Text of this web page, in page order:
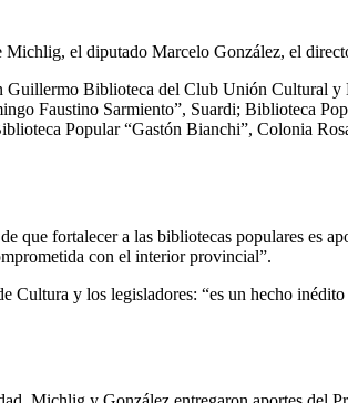
el diputado Marcelo González, el
Guillermo Biblioteca del Club Unión Cultural
Faustino Sarmiento”, Suardi; Biblioteca
Popular “Gastón Bianchi”, Colonia
que fortalecer a las bibliotecas populares es
con el interior provincial”.
y los legisladores: “es un hecho